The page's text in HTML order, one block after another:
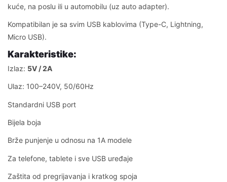
kuće, na poslu ili u automobilu (uz auto adapter).
Kompatibilan je sa svim USB kablovima (Type-C, Lightning,
Micro USB).
Karakteristike:
Izlaz: 5V / 2A
Ulaz: 100–240V, 50/60Hz
Standardni USB port
Bijela boja
Brže punjenje u odnosu na 1A modele
Za telefone, tablete i sve USB uređaje
Zaštita od pregrijavanja i kratkog spoja